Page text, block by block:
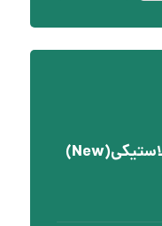
قیمت یخدان پلاستیکی(New)